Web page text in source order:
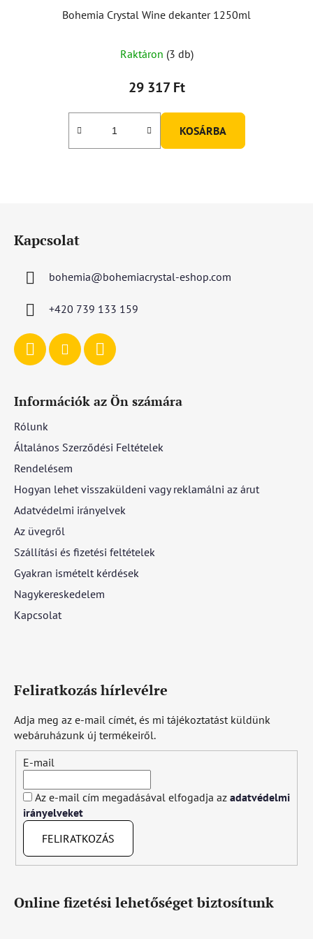
Bohemia Crystal Wine dekanter 1250ml
Raktáron (3 db)
29 317 Ft
KOSÁRBA
Kapcsolat
bohemia@bohemiacrystal-eshop.com
+420 739 133 159
Információk az Ön számára
Rólunk
Általános Szerződési Feltételek
Rendelésem
Hogyan lehet visszaküldeni vagy reklamálni az árut
Adatvédelmi irányelvek
Az üvegről
Szállítási és fizetési feltételek
Gyakran ismételt kérdések
Nagykereskedelem
Kapcsolat
Feliratkozás hírlevélre
Adja meg az e-mail címét, és mi tájékoztatást küldünk
webáruházunk új termékeiről.
E-mail
Az e-mail cím megadásával elfogadja az adatvédelmi
irányelveket
FELIRATKOZÁS
Online fizetési lehetőséget biztosítunk